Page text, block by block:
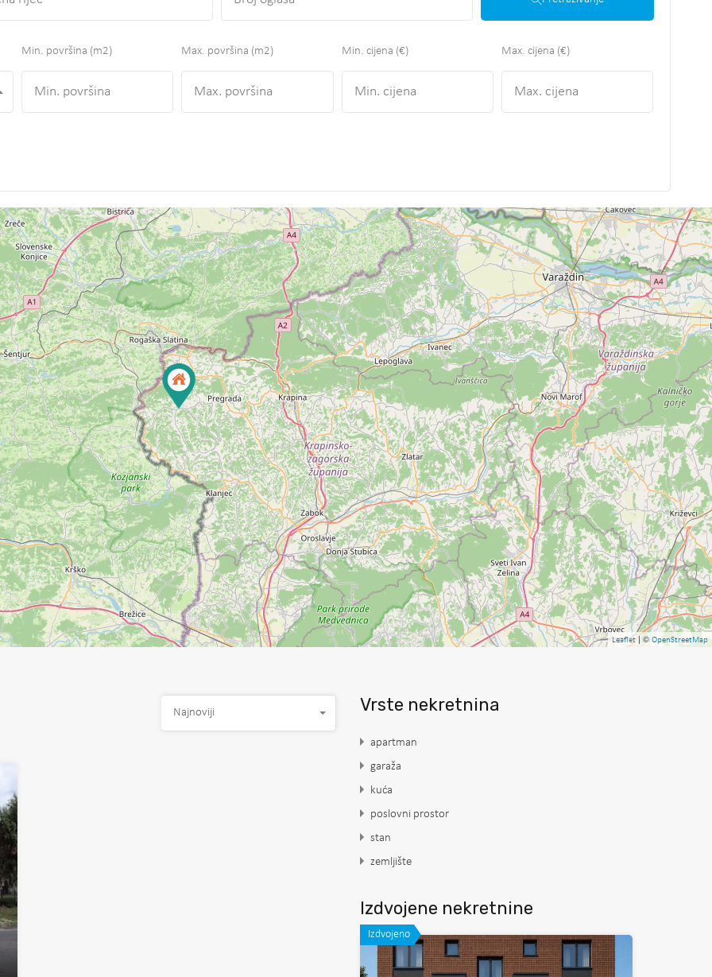
Min. površina (m2) Max. površina (m2) Min. cijena (€) Max. cijena (€)
Leaflet| © OpenStreetMap
Najnoviji Vrste nekretnina
apartman
garaža
kuća
poslovni prostor
stan
zemljište
Izdvojene nekretnine
Izdvojeno